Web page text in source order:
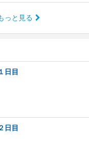
っと見る
日目
日目